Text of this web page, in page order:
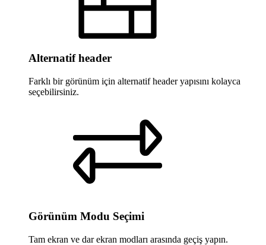
Alternatif header
Farklı bir görünüm için alternatif header yapısını kolayca
seçebilirsiniz.
Görünüm Modu Seçimi
Tam ekran ve dar ekran modları arasında geçiş yapın.